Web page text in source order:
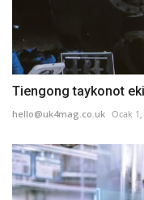
Tiengong taykonot
hello@uk4mag.co.uk Ocak